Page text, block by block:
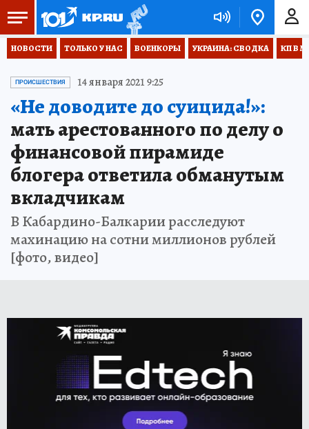
НОВОСТИ ТОЛЬКО У НАС ВОЕНКОРЫ УКРАИНА: СВОДКА КП В
ПРОИСШЕСТВИЯ 14 января 2021 9:25
«Не доводите до суицида!»:
мать арестованного по делу о
финансовой пирамиде
блогера ответила обманутым
вкладчикам
В Кабардино-Балкарии расследуют
махинацию на сотни миллионов рублей
[фото, видео]